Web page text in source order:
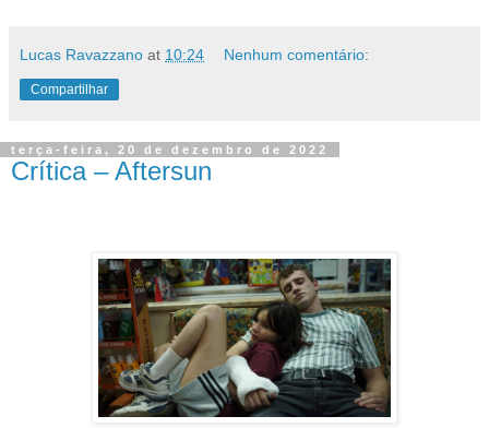
Lucas Ravazzano at 10:24 Nenhum comentário:
Compartilhar
terça-feira, 20 de dezembro de 2022
Crítica – Aftersun